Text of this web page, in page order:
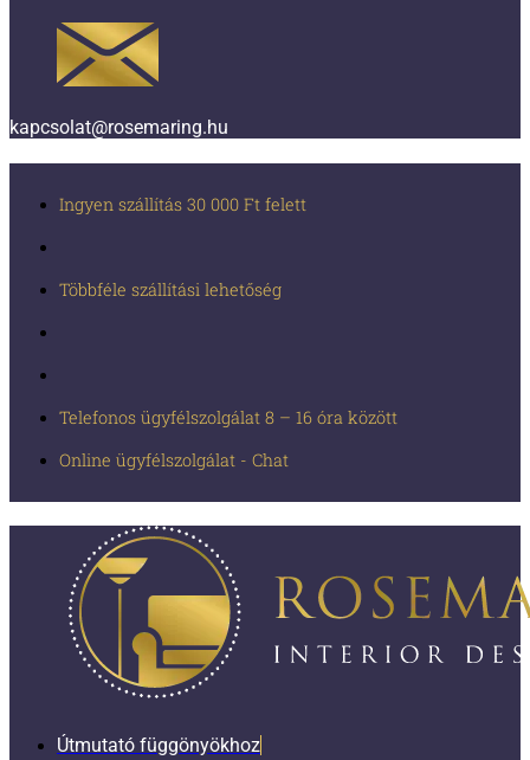
kapcsolat@rosemaring.hu
Ingyen szállítás 30 000 Ft felett
Többféle szállítási lehetőség
Telefonos ügyfélszolgálat 8 – 16 óra között
Online ügyfélszolgálat - Chat
Útmutató függönyökhoz